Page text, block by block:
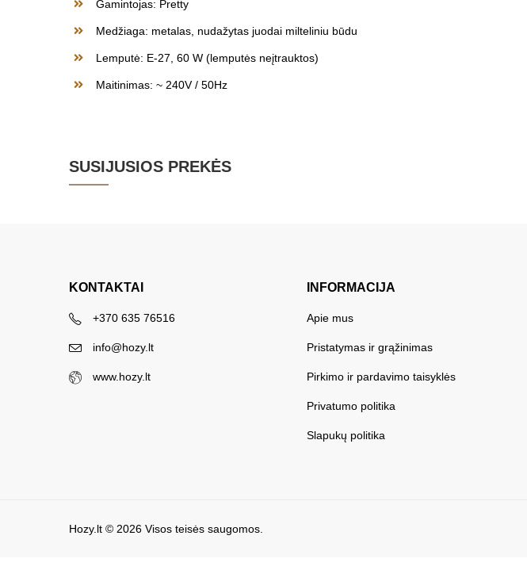
Gamintojas: Pretty
Medžiaga: metalas, nudažytas juodai milteliniu būdu
Lemputė: E-27, 60 W (lemputės neįtrauktos)
Maitinimas: ~ 240V / 50Hz
SUSIJUSIOS PREKĖS
KONTAKTAI
+370 635 76516
info@hozy.lt
www.hozy.lt
INFORMACIJA
Apie mus
Pristatymas ir grąžinimas
Pirkimo ir pardavimo taisyklės
Privatumo politika
Slapukų politika
Hozy.lt © 2026 Visos teisės saugomos.